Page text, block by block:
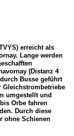
erreicht als
Lange werden
(Distanz 4
Busse geführt
Gleichstrombetriebe
umgestellt und
Orbe fahren
Durch diese
ohne Schienen